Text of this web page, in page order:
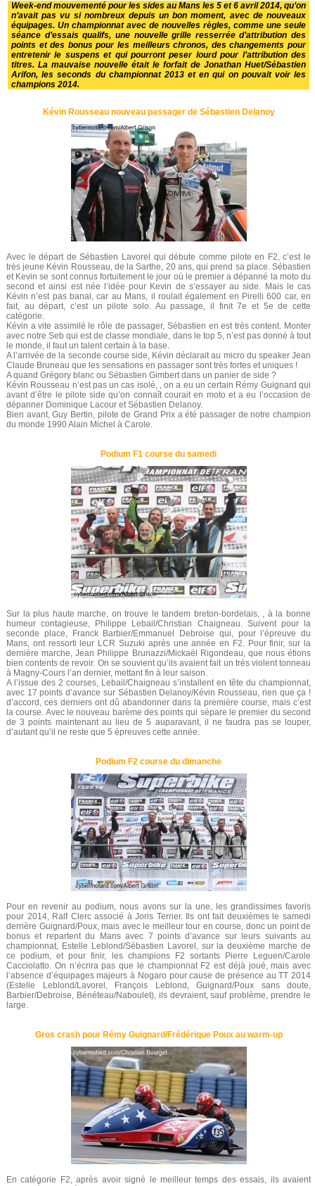
Week-end mouvementé pour les sides au Mans les 5 et 6 avril 2014, qu’on
n’avait pas vu si nombreux depuis un bon moment, avec de nouveaux
équipages. Un championnat avec de nouvelles règles, comme une seule
séance d’essais qualifs, une nouvelle grille resserrée d’attribution des
points et des bonus pour les meilleurs chronos, des changements pour
entretenir le suspens et qui pourront peser lourd pour l’attribution des
titres. La mauvaise nouvelle était le forfait de Jonathan Huet/Sébastien
Arifon, les seconds du championnat 2013 et en qui on pouvait voir les
champions 2014.
Kévin Rousseau nouveau passager de Sébastien Delanoy
Avec le départ de Sébastien Lavorel qui débute comme pilote en F2, c’est le
très jeune Kévin Rousseau, de la Sarthe, 20 ans, qui prend sa place. Sébastien
et Kevin se sont connus fortuitement le jour où le premier a dépanné la moto du
second et ainsi est née l’idée pour Kevin de s’essayer au side. Mais le cas
Kévin n’est pas banal, car au Mans, il roulait également en Pirelli 600 car, en
fait, au départ, c’est un pilote solo. Au passage, il finit 7e et 5e de cette
catégorie.
Kévin a vite assimilé le rôle de passager, Sébastien en est très content. Monter
avec notre Seb qui est de classe mondiale, dans le top 5, n’est pas donné à tout
le monde, il faut un talent certain à la base.
A l’arrivée de la seconde course side, Kévin déclarait au micro du speaker Jean
Claude Bruneau que les sensations en passager sont très fortes et uniques !
A quand Grégory blanc ou Sébastien Gimbert dans un panier de side ?
Kévin Rousseau n’est pas un cas isolé, , on a eu un certain Rémy Guignard qui
avant d’être le pilote side qu’on connaît courait en moto et a eu l’occasion de
dépanner Dominique Lacour et Sébastien Delanoy.
Bien avant, Guy Bertin, pilote de Grand Prix a été passager de notre champion
du monde 1990 Alain Michel à Carole.
Podium F1 course du samedi
Sur la plus haute marche, on trouve le tandem breton-bordelais, , à la bonne
humeur contagieuse, Philippe Lebail/Christian Chaigneau. Suivent pour la
seconde place, Franck Barbier/Emmanuel Debroise qui, pour l’épreuve du
Mans, ont ressorti leur LCR Suzuki après une année en F2. Pour finir, sur la
dernière marche, Jean Philippe Brunazzi/Mickaël Rigondeau, que nous étions
bien contents de revoir. On se souvient qu’ils avaient fait un très violent tonneau
à Magny-Cours l’an dernier, mettant fin à leur saison.
A l’issue des 2 courses, Lebail/Chaigneau s’installent en tête du championnat,
avec 17 points d’avance sur Sébastien Delanoy/Kévin Rousseau, rien que ça !
d’accord, ces derniers ont dû abandonner dans la première course, mais c’est
la course. Avec le nouveau barème des points qui sépare le premier du second
de 3 points maintenant au lieu de 5 auparavant, il ne faudra pas se louper,
d’autant qu’il ne reste que 5 épreuves cette année.
Podium F2 course du dimanche
Pour en revenir au podium, nous avons sur la une, les grandissimes favoris
pour 2014, Ralf Clerc associé à Joris Terrier. Ils ont fait deuxièmes le samedi
derrière Guignard/Poux, mais avec le meilleur tour en course, donc un point de
bonus et repartent du Mans avec 7 points d’avance sur leurs suivants au
championnat, Estelle Leblond/Sébastien Lavorel, sur la deuxième marche de
ce podium, et pour finir, les champions F2 sortants Pierre Leguen/Carole
Cacciolatto. On n’écrira pas que le championnat F2 est déjà joué, mais avec
l’absence d’équipages majeurs à Nogaro pour cause de présence au TT 2014
(Estelle Leblond/Lavorel, François Leblond, Guignard/Poux sans doute,
Barbier/Debroise, Bénéteau/Naboulet), ils devraient, sauf problème, prendre le
large.
Gros crash pour Rémy Guignard/Frédérique Poux au warm-up
En catégorie F2, après avoir signé le meilleur temps des essais, ils avaient